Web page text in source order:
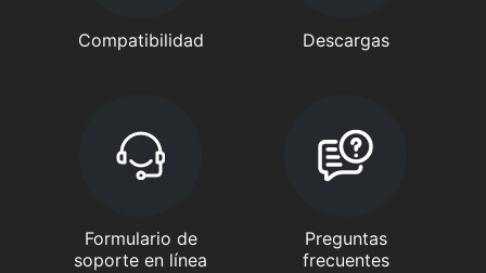
Compatibilidad Descargas
Formulario de
soporte en línea
Preguntas
frecuentes